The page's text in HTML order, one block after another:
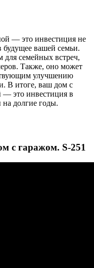
— это инвестиция не
будущее вашей семьи.
для семейных встреч,
Также, оно может
улучшению
В итоге, ваш дом с
это инвестиция в
на долгие годы.
с гаражом. S-251